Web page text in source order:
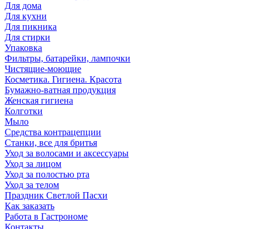
Для дома
Для кухни
Для пикника
Для стирки
Упаковка
Фильтры, батарейки, лампочки
Чистящие-моющие
Косметика. Гигиена. Красота
Бумажно-ватная продукция
Женская гигиена
Колготки
Мыло
Средства контрацепции
Станки, все для бритья
Уход за волосами и аксессуары
Уход за лицом
Уход за полостью рта
Уход за телом
Праздник Светлой Пасхи
Как заказать
Работа в Гастрономе
Контакты